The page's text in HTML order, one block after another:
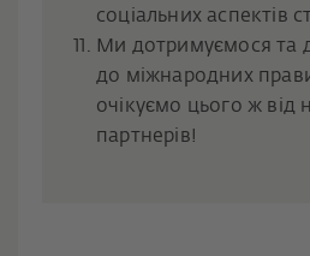
соціальних аспектів
Ми дотримуємося та
до міжнародних
очікуємо цього ж від
партнерів!